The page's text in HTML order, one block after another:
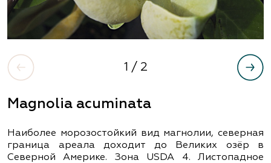
1 / 2
Magnolia acuminata
Наиболее морозостойкий вид магнолии, северная
граница ареала доходит до Великих озёр в
Северной Америке. Зона USDA 4. Листопадное